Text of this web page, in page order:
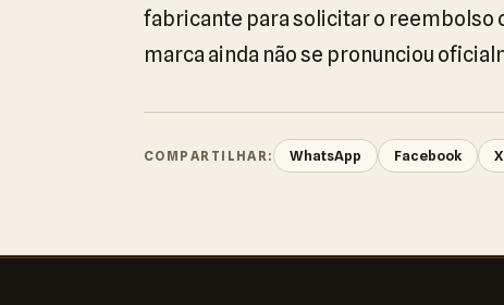
fabricante para solicitar o reembolso
marca ainda não se pronunciou
COMPARTILHAR: WhatsApp Facebook X